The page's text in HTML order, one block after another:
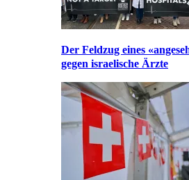
Der Feldzug eines
gegen israelische Ärzte